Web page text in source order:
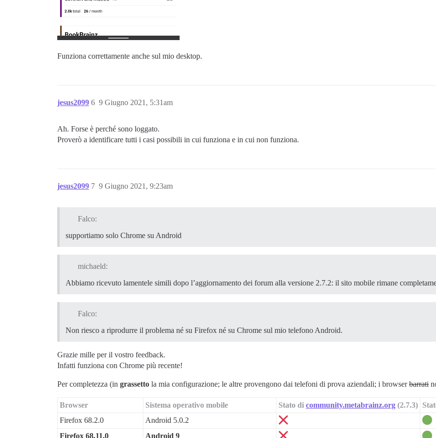
Funziona correttamente anche sul mio desktop.
jesus2099 9 Giugno 2021, 5:31am
6
Ah. Forse è perché sono loggato.
Proverò a identificare tutti i casi possibili in cui funziona e in cui non funziona.
jesus2099 9 Giugno 2021, 9:23am
7
Falco:
supportiamo solo Chrome su Android
michaeld:
Abbiamo ricevuto lamentele simili dopo l’aggiornamento dei forum alla versione 2.7.2: il sito mobile rimane
Falco:
Non riesco a riprodurre il problema né su Firefox né su Chrome sul mio telefono Android.
Grazie mille per il vostro feedback.
Infatti funziona con Chrome più recente!
Per completezza (in grassetto la mia configurazione; le altre provengono dai telefoni di prova aziendali; i browserbarrati
Browser Sistema operativo mobile Stato di community.metabrainz.org (2.7.3)
Firefox 68.2.0
Android 5.0.2
Firefox 68.11.0
Android 9